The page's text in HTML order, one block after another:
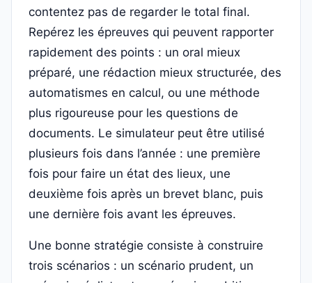
contentez pas de regarder le total final.
Repérez les épreuves qui peuvent rapporter
rapidement des points : un oral mieux
préparé, une rédaction mieux structurée, des
automatismes en calcul, ou une méthode
plus rigoureuse pour les questions de
documents. Le simulateur peut être utilisé
plusieurs fois dans l’année : une première
fois pour faire un état des lieux, une
deuxième fois après un brevet blanc, puis
une dernière fois avant les épreuves.
Une bonne stratégie consiste à construire
trois scénarios : un scénario prudent, un